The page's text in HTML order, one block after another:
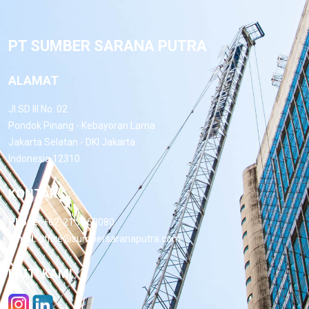
PT SUMBER SARANA PUTRA
ALAMAT
Jl.SD III No. 02
Pondok Pinang - Kebayoran Lama
Jakarta Selatan - DKI Jakarta
Indonesia 12310
KONTAK
Phone: +62-21 7660080
Email:office@sumbersaranaputra.com
IKUTI KAMI